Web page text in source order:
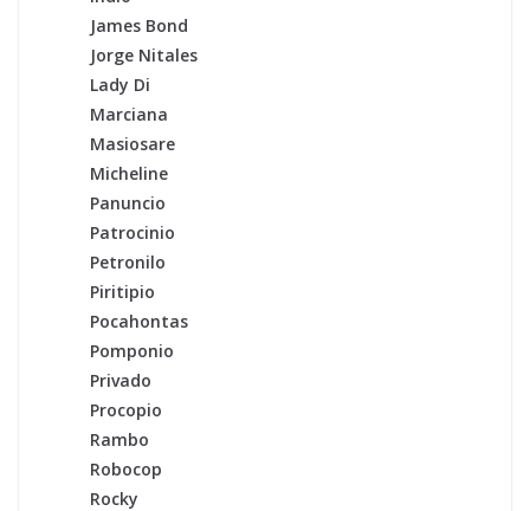
James Bond
Jorge Nitales
Lady Di
Marciana
Masiosare
Micheline
Panuncio
Patrocinio
Petronilo
Piritipio
Pocahontas
Pomponio
Privado
Procopio
Rambo
Robocop
Rocky